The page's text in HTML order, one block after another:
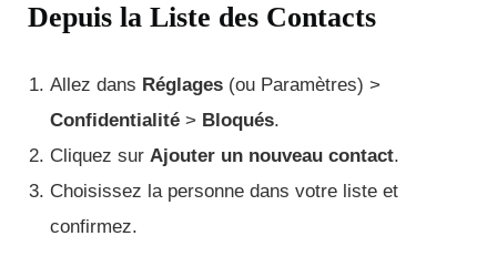
Depuis la Liste des Contacts
Allez dans Réglages (ou Paramètres) >
Confidentialité > Bloqués.
Cliquez sur Ajouter un nouveau contact.
Choisissez la personne dans votre liste et
confirmez.